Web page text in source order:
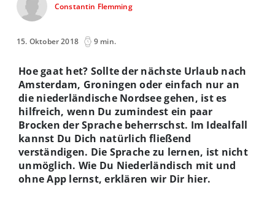
Constantin Flemming
15. Oktober 2018 9 min.
Hoe gaat het? Sollte der nächste Urlaub nach
Amsterdam, Groningen oder einfach nur an
die niederländische Nordsee gehen, ist es
hilfreich, wenn Du zumindest ein paar
Brocken der Sprache beherrschst. Im Idealfall
kannst Du Dich natürlich fließend
verständigen. Die Sprache zu lernen, ist nicht
unmöglich. Wie Du Niederländisch mit und
ohne App lernst, erklären wir Dir hier.